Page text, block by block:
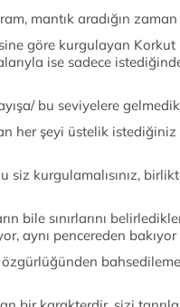
mantık aradığın
göre kurgulayan Korkut
ise sadece
bu seviyelere
her şeyi üstelik
siz kurgulamalısınız,
bile sınırlarını
aynı pencereden